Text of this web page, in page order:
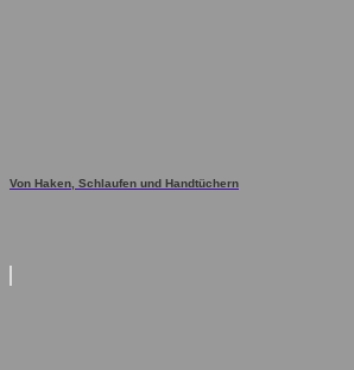
Von Haken, Schlaufen und Handtüchern